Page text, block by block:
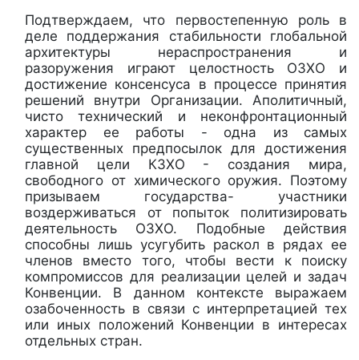
Подтверждаем, что первостепенную роль в
деле поддержания стабильности глобальной
архитектуры нераспространения и
разоружения играют целостность ОЗХО и
достижение консенсуса в процессе принятия
решений внутри Организации. Аполитичный,
чисто технический и неконфронтационный
характер ее работы - одна из самых
существенных предпосылок для достижения
главной цели КЗХО - создания мира,
свободного от химического оружия. Поэтому
призываем государства- участники
воздерживаться от попыток политизировать
деятельность ОЗХО. Подобные действия
способны лишь усугубить раскол в рядах ее
членов вместо того, чтобы вести к поиску
компромиссов для реализации целей и задач
Конвенции. В данном контексте выражаем
озабоченность в связи с интерпретацией тех
или иных положений Конвенции в интересах
отдельных стран.